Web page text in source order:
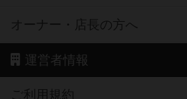
オーナー・店長の方へ
運営者情報
ご利用規約